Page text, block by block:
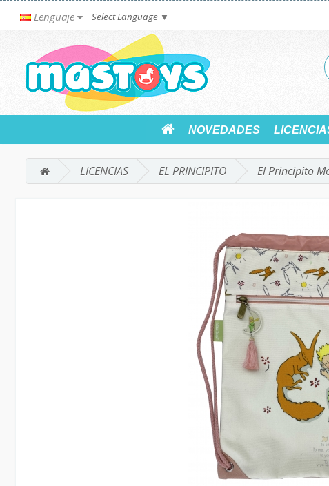
Lenguaje Select Language ▼
NOVEDADES
LICENCIAS EL PRINCIPITO El Principito